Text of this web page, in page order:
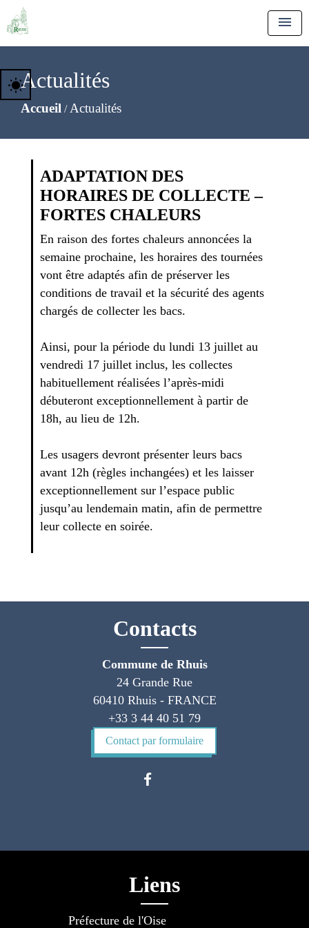
menu
Actualités
Accueil / Actualités
wb_sunny
ADAPTATION DES
HORAIRES DE COLLECTE –
FORTES CHALEURS
En raison des fortes chaleurs annoncées la
semaine prochaine, les horaires des tournées
vont être adaptés afin de préserver les
conditions de travail et la sécurité des agents
chargés de collecter les bacs.
Ainsi, pour la période du lundi 13 juillet au
vendredi 17 juillet inclus, les collectes
habituellement réalisées l’après-midi
débuteront exceptionnellement à partir de
18h, au lieu de 12h.
Les usagers devront présenter leurs bacs
avant 12h (règles inchangées) et les laisser
exceptionnellement sur l’espace public
jusqu’au lendemain matin, afin de permettre
leur collecte en soirée.
Contacts
Commune de Rhuis
24 Grande Rue
60410 Rhuis - FRANCE
+33 3 44 40 51 79
Contact par formulaire
Liens
Préfecture de l'Oise